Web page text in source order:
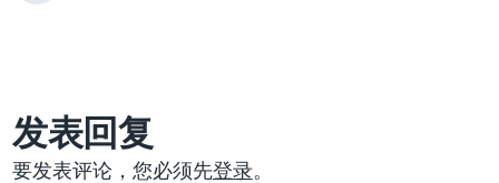
篇
发表回复
要发表评论，您必须先登录。